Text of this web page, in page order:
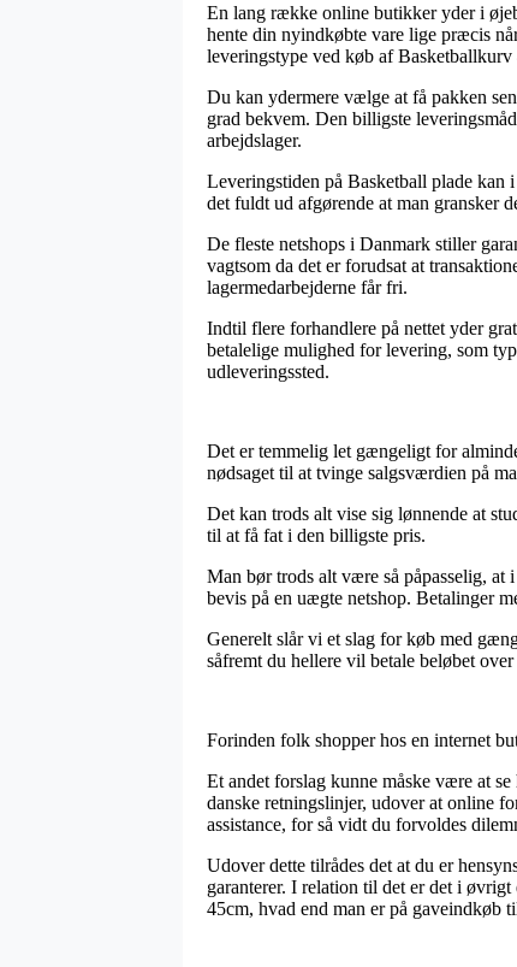
En lang række online butikker yder i
hente din nyindkøbte vare lige præcis
leveringstype ved køb af Basketballkurv
Du kan ydermere vælge at få pakken
grad bekvem. Den billigste
arbejdslager.
Leveringstiden på Basketball plade
det fuldt ud afgørende at man gransker
De fleste netshops i Danmark stiller
vagtsom da det er forudsat at
lagermedarbejderne får fri.
Indtil flere forhandlere på nettet yder
betalelige mulighed for levering, som
udleveringssted.
Det er temmelig let gængeligt for
nødsaget til at tvinge salgsværdien på
Det kan trods alt vise sig lønnende at
til at få fat i den billigste pris.
Man bør trods alt være så påpasselig,
bevis på en uægte netshop. Betalinger
Generelt slår vi et slag for køb med
såfremt du hellere vil betale beløbet over
Forinden folk shopper hos en internet
Et andet forslag kunne måske være at
danske retningslinjer, udover at online
assistance, for så vidt du forvoldes
Udover dette tilrådes det at du er
garanterer. I relation til det er det i
45cm, hvad end man er på gaveindkøb